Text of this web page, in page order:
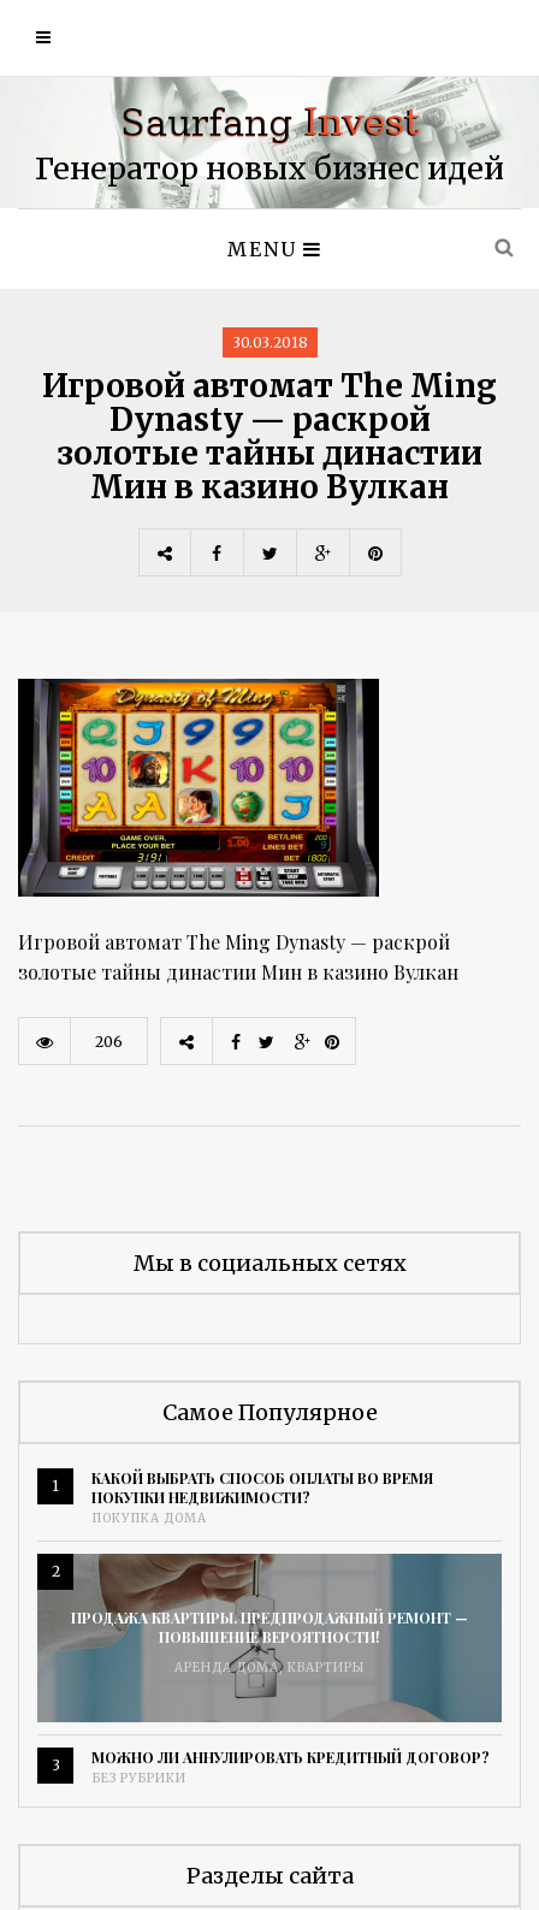
Генератор новых бизнес идей
MENU
30.03.2018
Игровой автомат The Ming
Dynasty — раскрой
золотые тайны династии
Мин в казино Вулкан
Игровой автомат The Ming Dynasty — раскрой
золотые тайны династии Мин в казино Вулкан
206
Мы в социальных сетях
Самое Популярное
1
КАКОЙ ВЫБРАТЬ СПОСОБ ОПЛАТЫ ВО ВРЕМЯ
ПОКУПКИ НЕДВИЖИМОСТИ?
ПОКУПКА ДОМА
2
ПРОДАЖА КВАРТИРЫ. ПРЕДПРОДАЖНЫЙ РЕМОНТ —
ПОВЫШЕНИЕ ВЕРОЯТНОСТИ!
АРЕНДА ДОМА, КВАРТИРЫ
3 МОЖНО ЛИ АННУЛИРОВАТЬ КРЕДИТНЫЙ ДОГОВОР?
БЕЗ РУБРИКИ
Разделы сайта